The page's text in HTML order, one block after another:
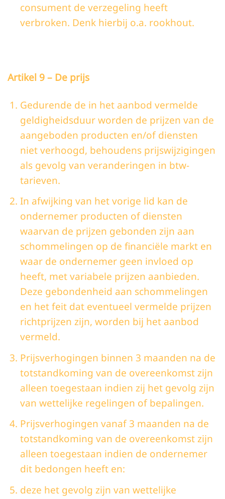
consument de verzegeling heeft
verbroken. Denk hierbij o.a. rookhout.
Artikel 9 – De prijs
Gedurende de in het aanbod vermelde
geldigheidsduur worden de prijzen van de
aangeboden producten en/of diensten
niet verhoogd, behoudens prijswijzigingen
als gevolg van veranderingen in btw-
tarieven.
In afwijking van het vorige lid kan de
ondernemer producten of diensten
waarvan de prijzen gebonden zijn aan
schommelingen op de financiële markt en
waar de ondernemer geen invloed op
heeft, met variabele prijzen aanbieden.
Deze gebondenheid aan schommelingen
en het feit dat eventueel vermelde prijzen
richtprijzen zijn, worden bij het aanbod
vermeld.
Prijsverhogingen binnen 3 maanden na de
totstandkoming van de overeenkomst zijn
alleen toegestaan indien zij het gevolg zijn
van wettelijke regelingen of bepalingen.
Prijsverhogingen vanaf 3 maanden na de
totstandkoming van de overeenkomst zijn
alleen toegestaan indien de ondernemer
dit bedongen heeft en:
deze het gevolg zijn van wettelijke